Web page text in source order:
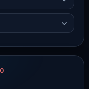
0